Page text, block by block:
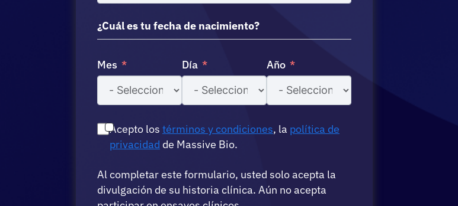
States
+1
¿Cuál es tu fecha de nacimiento?
Mes Día Año
Acepto los términos y condiciones, la política de
privacidad de Massive Bio.
Al completar este formulario, usted solo acepta la
divulgación de su historia clínica. Aún no acepta